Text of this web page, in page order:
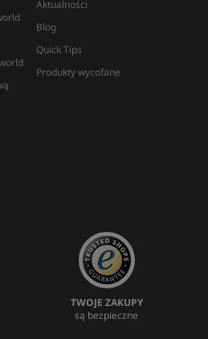
Aktualności
Blog
Quick Tips
Produkty wycofane
TWOJE ZAKUPY
są bezpieczne